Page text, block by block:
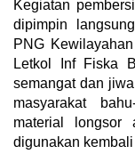
Kegiatan
dipimpin
PNG
Letkol Inf Fiska
semangat dan
masyarakat
material longsor
digunakan